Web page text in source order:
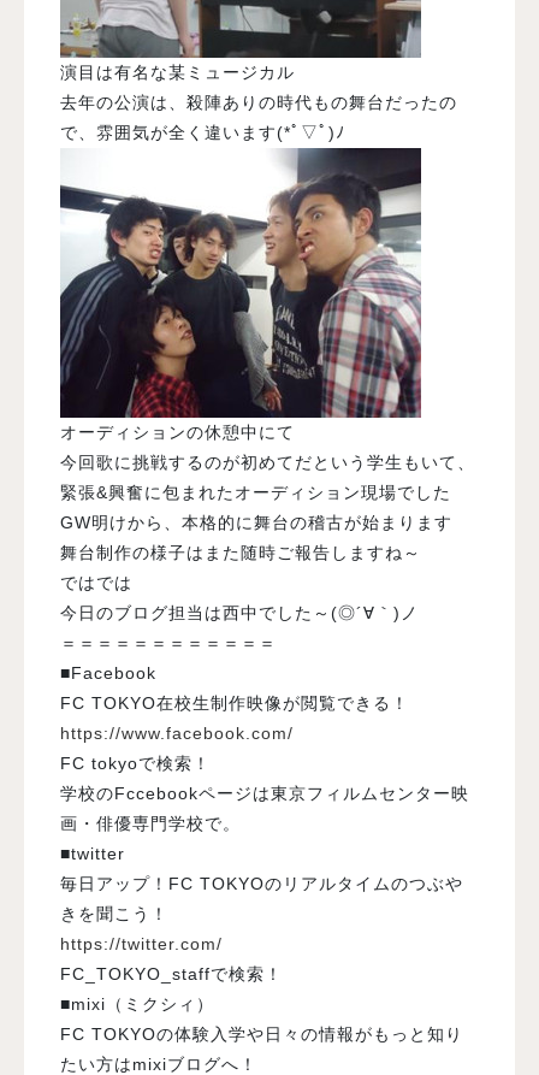
演目は有名な某ミュージカル
去年の公演は、殺陣ありの時代もの舞台だったの
で、雰囲気が全く違います(*ﾟ▽ﾟ)ﾉ
オーディションの休憩中にて
今回歌に挑戦するのが初めてだという学生もいて、
緊張&興奮に包まれたオーディション現場でした
GW明けから、本格的に舞台の稽古が始まります
舞台制作の様子はまた随時ご報告しますね～
ではでは
今日のブログ担当は西中でした～(◎´∀｀)ノ
＝＝＝＝＝＝＝＝＝＝＝＝
■Facebook
FC TOKYO在校生制作映像が閲覧できる！
https://www.facebook.com/
FC tokyoで検索！
学校のFccebookページは東京フィルムセンター映
画・俳優専門学校で。
■twitter
毎日アップ！FC TOKYOのリアルタイムのつぶや
きを聞こう！
https://twitter.com/
FC_TOKYO_staffで検索！
■mixi（ミクシィ）
FC TOKYOの体験入学や日々の情報がもっと知り
たい方はmixiブログへ！